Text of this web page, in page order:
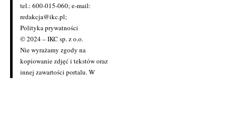
tel.: 600-015-060; e-mail:
redakcja@ikc.pl;
Polityka prywatności
© 2024 – IKC sp. z o.o.
Nie wyrażamy zgody na
kopiowanie zdjęć i tekstów oraz
innej zawartości portalu. W